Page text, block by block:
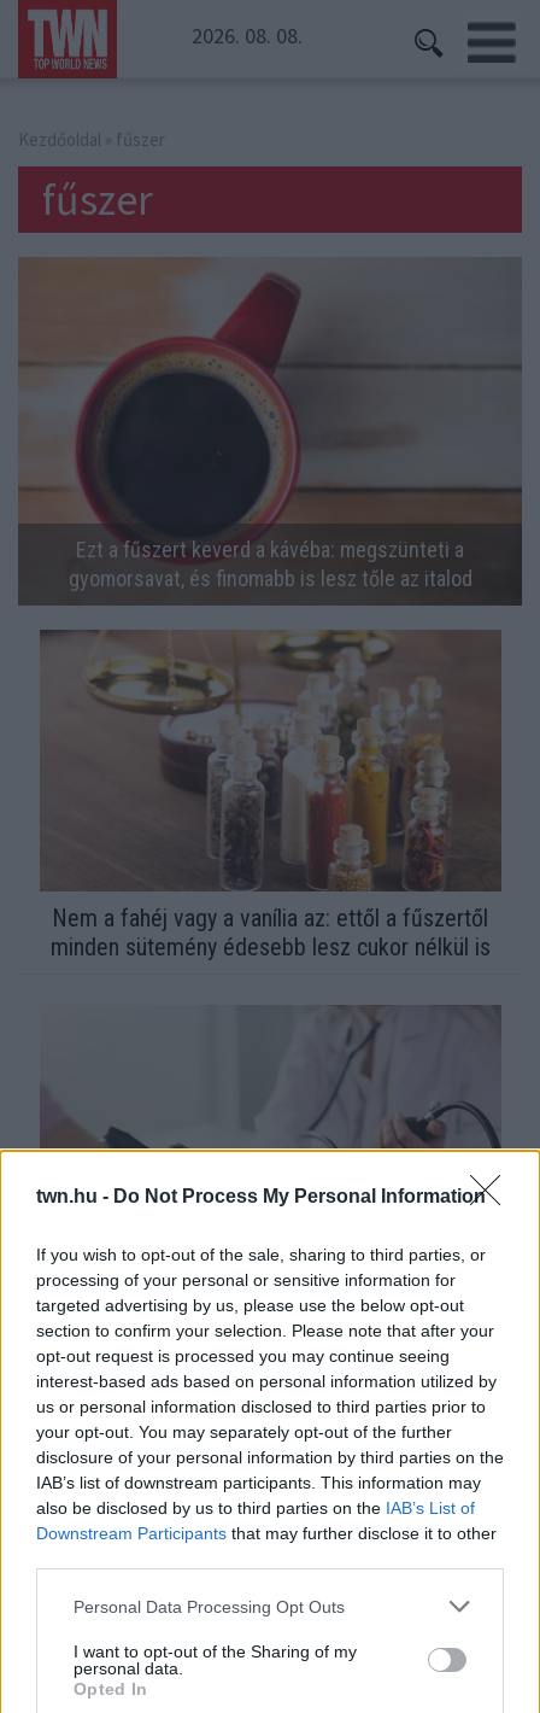
twn.hu - Do Not Process My Personal Information
If you wish to opt-out of the sale, sharing to third parties, or
processing of your personal or sensitive information for
targeted advertising by us, please use the below opt-out
section to confirm your selection. Please note that after your
opt-out request is processed you may continue seeing
interest-based ads based on personal information utilized by
us or personal information disclosed to third parties prior to
your opt-out. You may separately opt-out of the further
disclosure of your personal information by third parties on the
IAB’s list of downstream participants. This information may
also be disclosed by us to third parties on the IAB’s List of
Downstream Participants that may further disclose it to other
Please note that this website/app uses one or more Google
not limited to your visit or usage behaviour. You may click to
grant or deny consent to Google and its third-party tags to
use your data for below specified purposes in below Google
Personal Data Processing Opt Outs
I want to opt-out of the Sharing of my
personal data.
Opted In
2026. 08. 08.
Kezdőoldal » fűszer
fűszer
Ezt a fűszert keverd a kávéba: megszünteti a
gyomorsavat, és finomabb is lesz tőle az italod
Nem a fahéj vagy a vanília az: ettől a fűszertől
minden sütemény édesebb lesz cukor nélkül is
Nem a só az: ettől a fűszertől hirtelen megugorhat a
vérnyomás
Ez a fűszer felpörgeti az epeműködést: a puffadásnak is